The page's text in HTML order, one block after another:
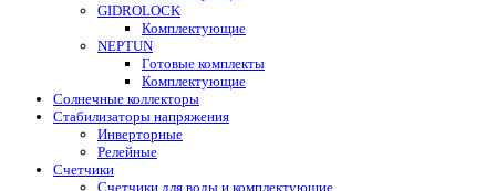
GIDROLOCK
Комплектующие
NEPTUN
Готовые комплекты
Комплектующие
Солнечные коллекторы
Стабилизаторы напряжения
Инверторные
Релейные
Счетчики
Счетчики для воды и комплектующие